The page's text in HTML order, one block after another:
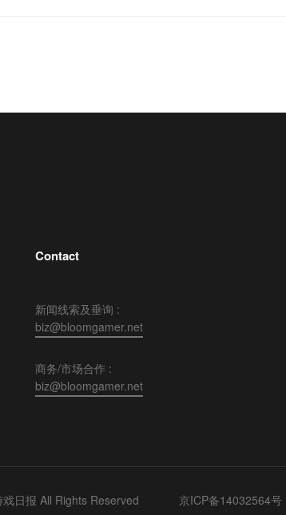
Contact
新闻线索及垂询 :
biz@bloomgamer.net
商务/市场合作 :
biz@bloomgamer.net
日报 All Rights Reserved 京ICP备14032564号